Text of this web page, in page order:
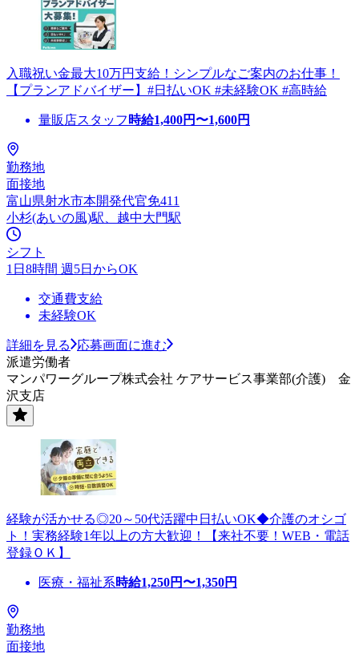
入職祝い金最大10万円支給！シンプルなご案内のお仕事！
【プランアドバイザー】#日払いOK #未経験OK #高時給
量販店スタッフ 時給1,400円〜1,600円
勤務地
面接地
富山県射水市本開発代官免411
小杉(あいの風)駅、越中大門駅
シフト
1日8時間 週5日からOK
交通費支給
未経験OK
詳細を見る
応募画面に進む
派遣労働者
マンパワーグループ株式会社 ケアサービス事業部(介護) 金
沢支店
経験が活かせる◎20～50代活躍中日払いOK◆介護のオシゴ
ト！実務経験1年以上の方大歓迎！【来社不要！WEB・電話
登録ＯＫ】
医療・福祉系時給1,250円〜1,350円
勤務地
面接地